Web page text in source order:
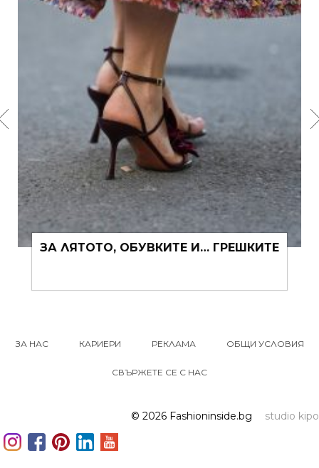
ЗА ЛЯТОТО, ОБУВКИТЕ И… ГРЕШКИТЕ
ЗА НАС КАРИЕРИ РЕКЛАМА ОБЩИ УСЛОВИЯ
СВЪРЖЕТЕ СЕ С НАС
studio kipo
© 2026 Fashioninside.bg